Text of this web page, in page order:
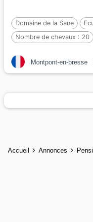
Domaine de la Sane
Nombre de chevaux : 20
Montpont-en-bresse
Accueil Annonces